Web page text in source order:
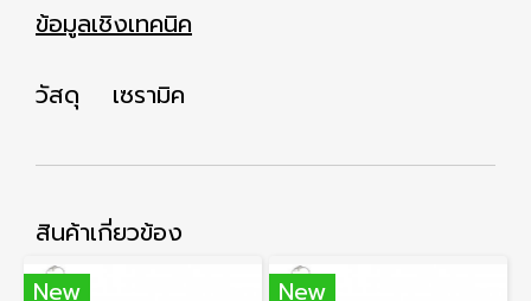
ข้อมูลเชิงเทคนิค
วัสดุ เซรามิค
สินค้าเกี่ยวข้อง
New
New